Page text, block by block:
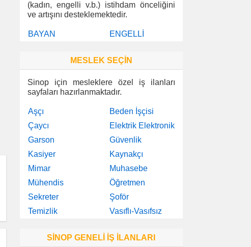
(kadın, engelli v.b.) istihdam önceliğini
ve artışını desteklemektedir.
BAYAN ENGELLİ
MESLEK SEÇİN
Sinop için mesleklere özel iş ilanları
sayfaları hazırlanmaktadır.
Aşçı
Beden İşçisi
Çaycı
Elektrik Elektronik
Garson
Güvenlik
Kasiyer
Kaynakçı
Mimar
Muhasebe
Mühendis
Öğretmen
Sekreter
Şoför
Temizlik
Vasıflı-Vasıfsız
SİNOP GENELİ İŞ İLANLARI